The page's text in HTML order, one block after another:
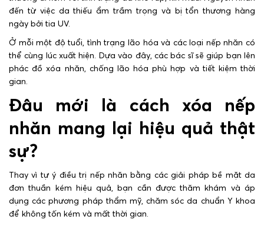
đến từ việc da thiếu ẩm trầm trọng và bị tổn thương hàng
ngày bởi tia UV.
Ở mỗi một độ tuổi, tình trạng lão hóa và các loại nếp nhăn có
thể cùng lúc xuất hiện. Dựa vào đây, các bác sĩ sẽ giúp bạn lên
phác đồ xóa nhăn, chống lão hóa phù hợp và tiết kiệm thời
gian.
Đâu mới là cách xóa nếp
nhăn mang lại hiệu quả thật
sự?
Thay vì tự ý điều trị nếp nhăn bằng các giải pháp bề mặt da
đơn thuần kém hiệu quả, bạn cần được thăm khám và áp
dụng các phương pháp thẩm mỹ, chăm sóc da chuẩn Y khoa
để không tốn kém và mất thời gian.